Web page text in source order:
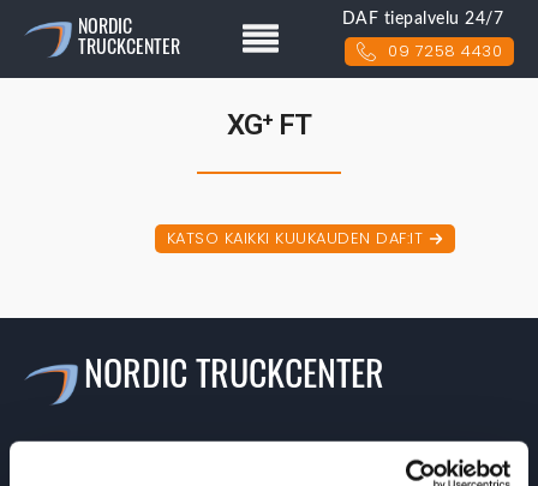
NORDIC
TRUCKCENTER
DAF tiepalvelu 24/7
09 7258 4430
XG⁺ FT
KATSO KAIKKI KUUKAUDEN DAF:IT
NORDIC TRUCKCENTER
Valikko